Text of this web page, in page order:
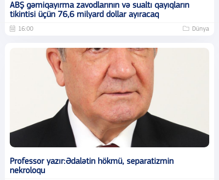
ABŞ gəmiqayırma zavodlarının və sualtı qayıqların
tikintisi üçün 76,6 milyard dollar ayıracaq
16:00 Dünya
Professor yazır:Ədalətin hökmü, separatizmin
nekroloqu